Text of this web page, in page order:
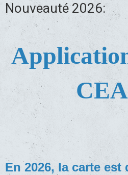
Nouveauté 2026:
En 2026, la carte est